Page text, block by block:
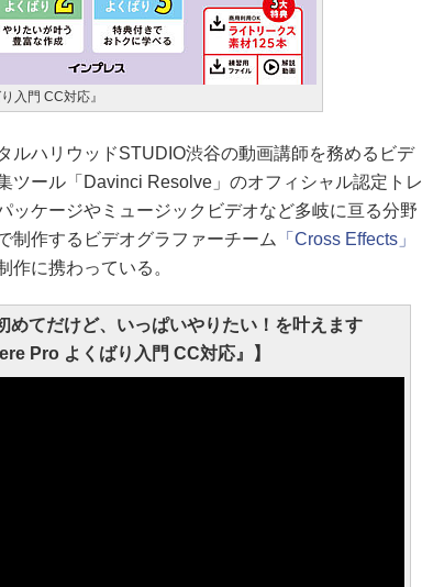
入門 CC対応』
ハリウッドSTUDIO渋谷の動画講師を務めるビデ
ツール「Davinci Resolve」のオフィシャル認定トレ
ッケージやミュージックビデオなど多岐に亘る分野
制作するビデオグラファーチーム
「Cross Effects」
作に携わっている。
めてだけど、いっぱいやりたい！を叶えます
Pro よくばり入門 CC対応』】